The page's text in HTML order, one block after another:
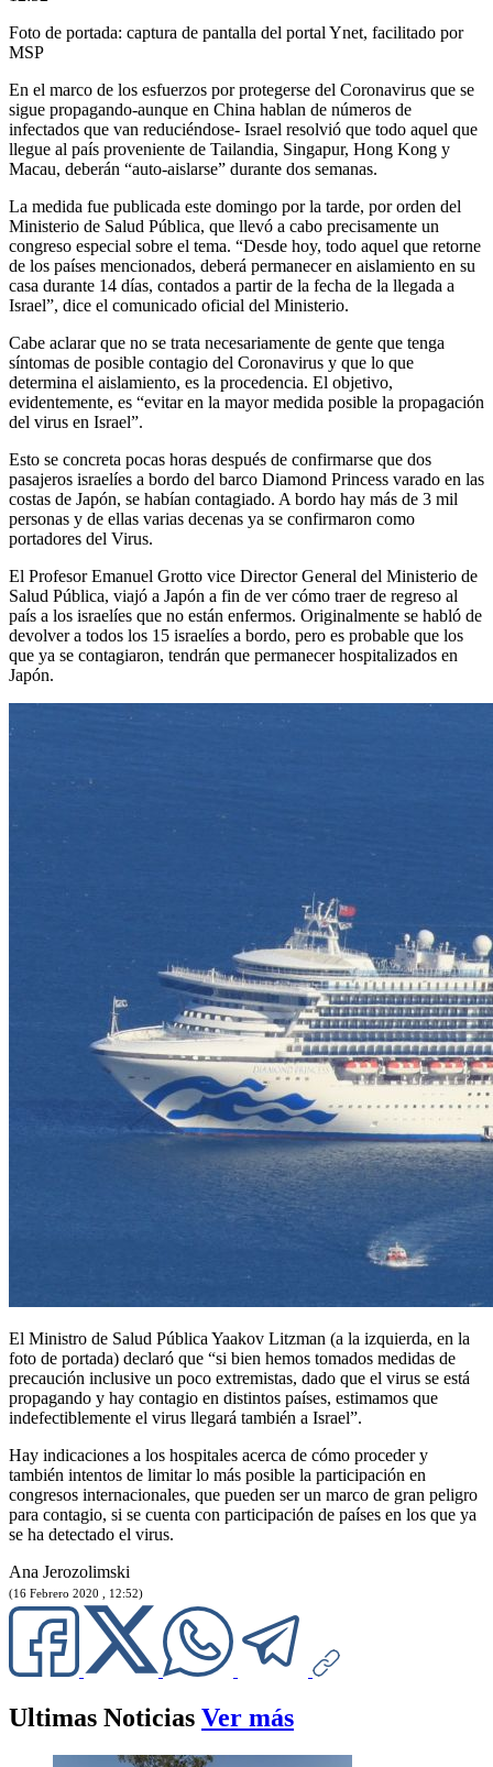
Foto de portada: captura de pantalla del portal Ynet, facilitado por
MSP
En el marco de los esfuerzos por protegerse del Coronavirus que se
sigue propagando-aunque en China hablan de números de
infectados que van reduciéndose- Israel resolvió que todo aquel que
llegue al país proveniente de Tailandia, Singapur, Hong Kong y
Macau, deberán “auto-aislarse” durante dos semanas.
La medida fue publicada este domingo por la tarde, por orden del
Ministerio de Salud Pública, que llevó a cabo precisamente un
congreso especial sobre el tema. “Desde hoy, todo aquel que retorne
de los países mencionados, deberá permanecer en aislamiento en su
casa durante 14 días, contados a partir de la fecha de la llegada a
Israel”, dice el comunicado oficial del Ministerio.
Cabe aclarar que no se trata necesariamente de gente que tenga
síntomas de posible contagio del Coronavirus y que lo que
determina el aislamiento, es la procedencia. El objetivo,
evidentemente, es “evitar en la mayor medida posible la propagación
del virus en Israel”.
Esto se concreta pocas horas después de confirmarse que dos
pasajeros israelíes a bordo del barco Diamond Princess varado en las
costas de Japón, se habían contagiado. A bordo hay más de 3 mil
personas y de ellas varias decenas ya se confirmaron como
portadores del Virus.
El Profesor Emanuel Grotto vice Director General del Ministerio de
Salud Pública, viajó a Japón a fin de ver cómo traer de regreso al
país a los israelíes que no están enfermos. Originalmente se habló de
devolver a todos los 15 israelíes a bordo, pero es probable que los
que ya se contagiaron, tendrán que permanecer hospitalizados en
Japón.
El Ministro de Salud Pública Yaakov Litzman (a la izquierda, en la
foto de portada) declaró que “si bien hemos tomados medidas de
precaución inclusive un poco extremistas, dado que el virus se está
propagando y hay contagio en distintos países, estimamos que
indefectiblemente el virus llegará también a Israel”.
Hay indicaciones a los hospitales acerca de cómo proceder y
también intentos de limitar lo más posible la participación en
congresos internacionales, que pueden ser un marco de gran peligro
para contagio, si se cuenta con participación de países en los que ya
se ha detectado el virus.
Ana Jerozolimski
(16 Febrero 2020 , 12:52)
Ultimas Noticias Ver más